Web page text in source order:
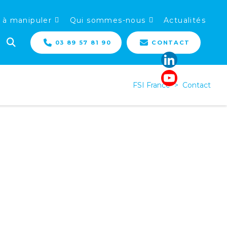
à manipuler Qui sommes-nous Actualités
03 89 57 81 90 CONTACT
FSI France > Contact